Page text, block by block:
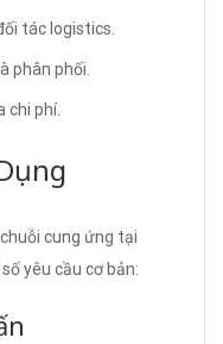
tác logistics.
phân phối.
chi phí.
cung ứng tại
yêu cầu cơ bản: